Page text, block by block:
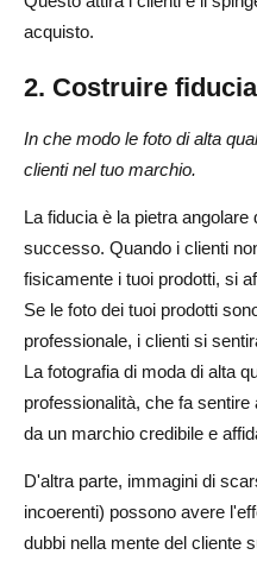
acquisto.
2. Costruire
In che modo le foto di alta
clienti nel tuo marchio.
La fiducia è la pietra
successo. Quando i clienti
fisicamente i tuoi prodotti, si
Se le foto dei tuoi prodotti
professionale, i clienti si
La fotografia di moda di alta
professionalità, che fa
da un marchio credibile e
D'altra parte, immagini di
incoerenti) possono avere
dubbi nella mente del cliente